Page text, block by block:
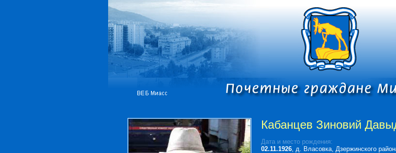
Кабанцев Зиновий
Дата и место рождения:
02.11.1926 , д. Власовка, Дзержинского